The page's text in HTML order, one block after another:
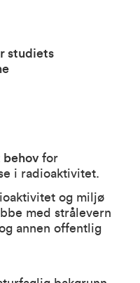
studiets
behov for
i radioaktivitet.
og miljø
med strålevern
annen offentlig